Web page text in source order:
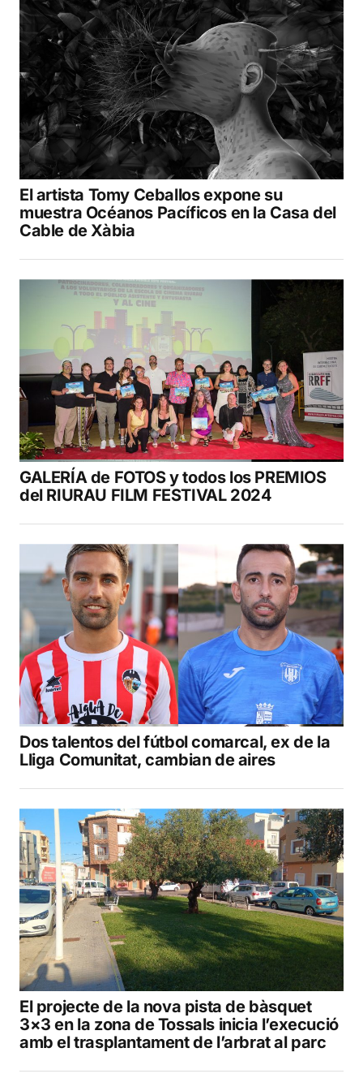
El artista Tomy Ceballos expone su
muestra Océanos Pacíficos en la Casa del
Cable de Xàbia
GALERÍA de FOTOS y todos los PREMIOS
del RIURAU FILM FESTIVAL 2024
Dos talentos del fútbol comarcal, ex de la
Lliga Comunitat, cambian de aires
El projecte de la nova pista de bàsquet
3×3 en la zona de Tossals inicia l’execució
amb el trasplantament de l’arbrat al parc